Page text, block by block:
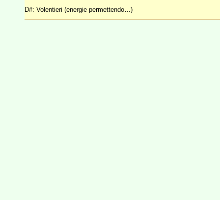
D#: Volentieri (energie permettendo…)